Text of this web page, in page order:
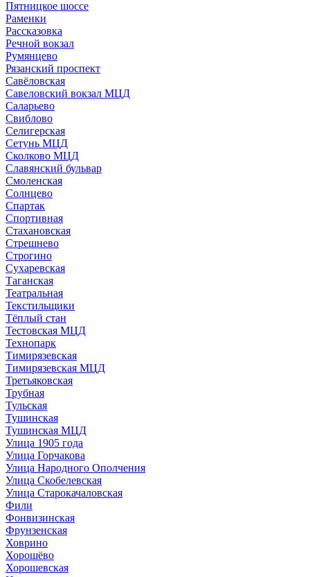
Пятницкое шоссе
Раменки
Рассказовка
Речной вокзал
Румянцево
Рязанский проспект
Савёловская
Савеловский вокзал МЦД
Саларьево
Свиблово
Селигерская
Сетунь МЦД
Сколково МЦД
Славянский бульвар
Смоленская
Солнцево
Спартак
Спортивная
Стахановская
Стрешнево
Строгино
Сухаревская
Таганская
Театральная
Текстильщики
Тёплый стан
Тестовская МЦД
Технопарк
Тимирязевская
Тимирязевская МЦД
Третьяковская
Трубная
Тульская
Тушинская
Тушинская МЦД
Улица 1905 года
Улица Горчакова
Улица Народного Ополчения
Улица Скобелевская
Улица Старокачаловская
Фили
Фонвизинская
Фрунзенская
Ховрино
Хорошёво
Хорошевская